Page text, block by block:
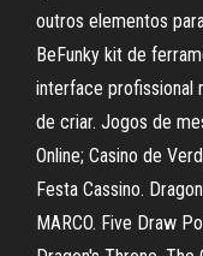
outros elementos
BeFunky kit de
interface profissional
de criar. Jogos de
Online; Casino de
Festa Cassino.
MARCO. Five Draw